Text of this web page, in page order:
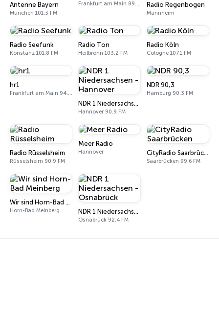
Antenne Bayern
München 101.3 FM
Frankfurt am Main 89.3 FM Radio Regenbogen
Mannheim
Radio Seefunk
Konstanz 101.8 FM
Radio Ton
Heilbronn 103.2 FM
Radio Köln
Cologne 107.1 FM
hr1
Frankfurt am Main 94.4 FM
NDR 1 Niedersachsen - Hannover
Hannover 90.9 FM
NDR 90,3
Hamburg 90.3 FM
Radio Rüsselsheim
Rüsselsheim 90.9 FM
Meer Radio
Hannover CityRadio Saarbrücken
Saarbrücken 99.6 FM
Wir sind Horn-Bad Meinberg
Horn-Bad Meinberg NDR 1 Niedersachsen - Osnabrück
Osnabrück 92.4 FM